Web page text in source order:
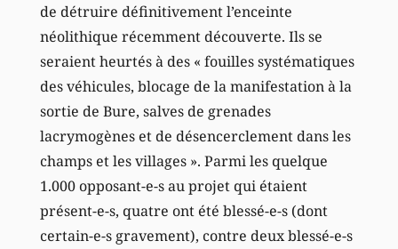
de détruire définitivement l’enceinte
néolithique récemment découverte. Ils se
seraient heurtés à des « fouilles systématiques
des véhicules, blocage de la manifestation à la
sortie de Bure, salves de grenades
lacrymogènes et de désencerclement dans les
champs et les villages ». Parmi les quelque
1.000 opposant-e-s au projet qui étaient
présent-e-s, quatre ont été blessé-e-s (dont
certain-e-s gravement), contre deux blessé-e-s